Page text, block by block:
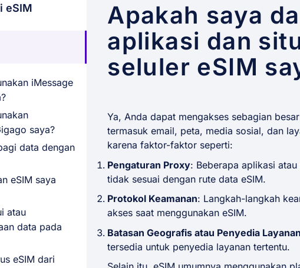
eSIM
iMessage
saya?
data dengan
eSIM saya
atau
data pada
eSIM dari
Apakah saya
aplikasi dan
seluler eSIM
Ya, Anda dapat mengakses sebagian
termasuk email, peta, media sosial, dan
karena faktor-faktor seperti:
Pengaturan Proxy: Beberapa aplikasi
tidak sesuai dengan rute data eSIM.
Protokol Keamanan: Langkah-langkah
akses saat menggunakan eSIM.
Batasan Geografis atau Penyedia Layanan
tersedia untuk penyedia layanan tertentu.